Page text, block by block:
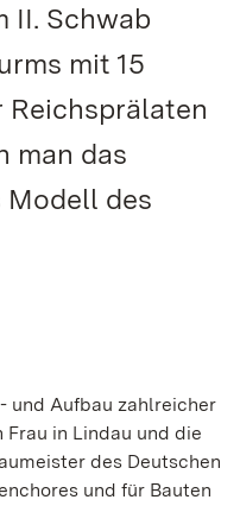
II. Schwab
mit 15
Reichsprälaten
man das
des
und Aufbau zahlreicher
in Lindau und die
des Deutschen
und für Bauten